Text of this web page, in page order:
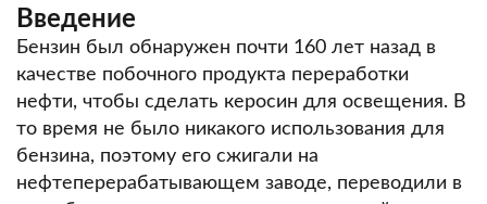
Введение
Бензин был обнаружен почти 160 лет назад в
качестве побочного продукта переработки
нефти, чтобы сделать керосин для освещения. В
то время не было никакого использования для
бензина, поэтому его сжигали на
нефтеперерабатывающем заводе, переводили в